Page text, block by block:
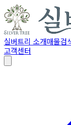
실버트리 소개매물검
고객센터